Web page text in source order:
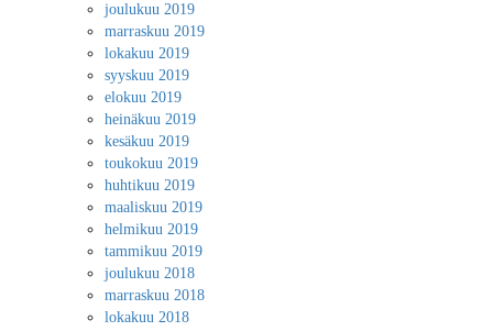
joulukuu 2019
marraskuu 2019
lokakuu 2019
syyskuu 2019
elokuu 2019
heinäkuu 2019
kesäkuu 2019
toukokuu 2019
huhtikuu 2019
maaliskuu 2019
helmikuu 2019
tammikuu 2019
joulukuu 2018
marraskuu 2018
lokakuu 2018